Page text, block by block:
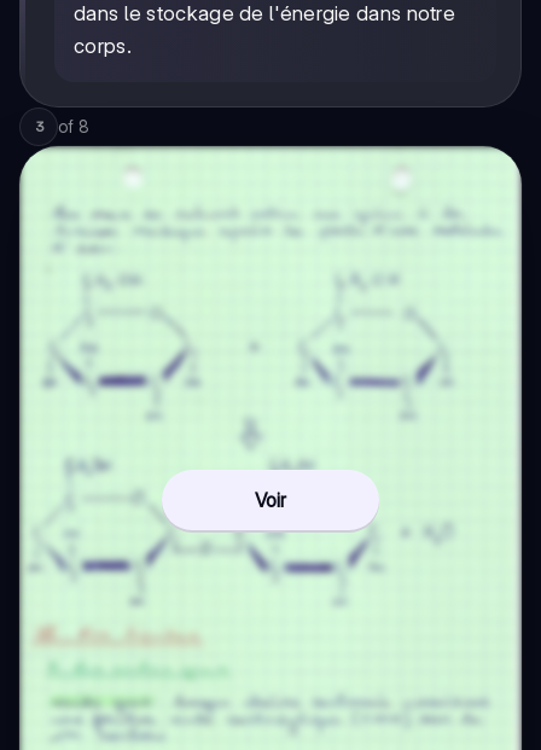
dans le stockage de l'énergie dans notre
corps.
3 of 8
Voir